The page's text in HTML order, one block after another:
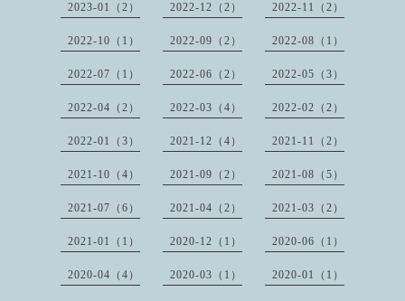
2023-01（2） 2022-12（2） 2022-11（2）
2022-10（1） 2022-09（2） 2022-08（1）
2022-07（1） 2022-06（2） 2022-05（3）
2022-04（2） 2022-03（4） 2022-02（2）
2022-01（3） 2021-12（4） 2021-11（2）
2021-10（4） 2021-09（2） 2021-08（5）
2021-07（6） 2021-04（2） 2021-03（2）
2021-01（1） 2020-12（1） 2020-06（1）
2020-04（4） 2020-03（1） 2020-01（1）